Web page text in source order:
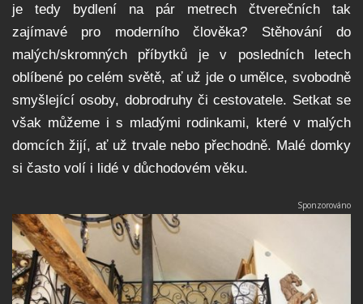
je tedy bydlení na pár metrech čtverečních tak
zajímavé pro moderního člověka? Stěhování do
malých/skromných příbytků je v posledních letech
oblíbené po celém světě, ať už jde o umělce, svobodně
smyšlející osoby, dobrodruhy či cestovatele. Setkat se
však můžeme i s mladými rodinkami, které v malých
domcích žijí, ať už trvale nebo přechodně. Malé domky
si často volí i lidé v důchodovém věku.